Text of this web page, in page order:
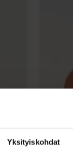
Yksityiskohdat